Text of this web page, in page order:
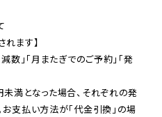
れます】
数」「月またぎでのご予約」「発
満となった場合、それぞれの発
支払い方法が「代金引換」の場